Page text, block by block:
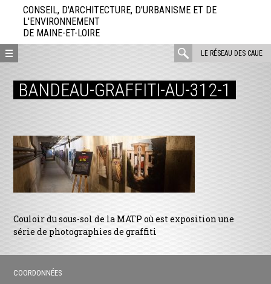
directement
contenu
CONSEIL, D'ARCHITECTURE, D'URBANISME ET DE
L'ENVIRONNEMENT
DE MAINE-ET-LOIRE
LE RÉSEAU DES CAUE
rechercher
BANDEAU-GRAFFITI-AU-312-1
Couloir du sous-sol de la MATP où est exposition une
série de photographies de graffiti
COORDONNÉES